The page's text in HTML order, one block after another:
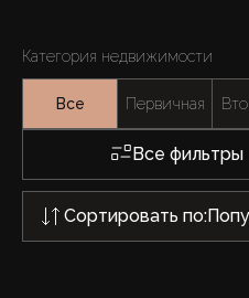
Категория недвижимости
Все Первичная
Все фильтры
Сортировать по: